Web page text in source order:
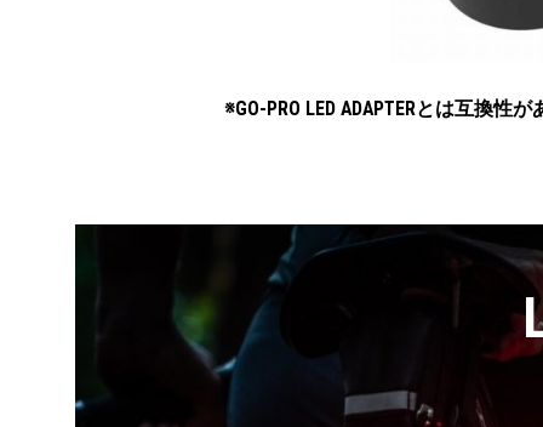
※GO-PRO LED ADAPTERとは互換性